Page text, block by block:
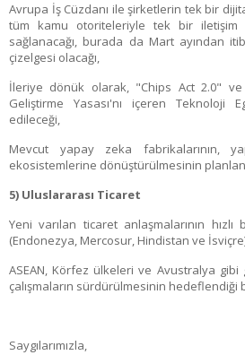
Avrupa İş Cüzdanı ile şirketlerin tek bir
tüm kamu otoriteleriyle tek bir iletişim
sağlanacağı, burada da Mart ayından
çizelgesi olacağı,
İleriye dönük olarak, "Chips Act 2.0"
Geliştirme Yasası'nı içeren Teknoloji
edileceği,
Mevcut yapay zeka fabrikalarının,
ekosistemlerine dönüştürülmesinin
5) Uluslararası Ticaret
Yeni varılan ticaret anlaşmalarının hızlı
(Endonezya, Mercosur, Hindistan ve
ASEAN, Körfez ülkeleri ve Avustralya
çalışmaların sürdürülmesinin hedeflendiği
Saygılarımızla,